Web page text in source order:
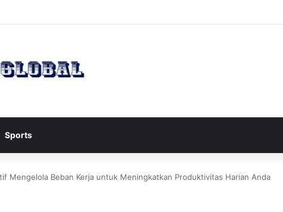
Kirim Wapres JD Vance ke Pakistan untuk Perundingan Strategis dengan Iran
Sports
Mengelola Beban Kerja untuk Meningkatkan Produktivitas Harian Anda